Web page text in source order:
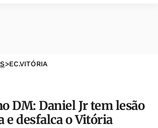
>EC.VITÓRIA
DM: Daniel Jr tem lesão
e desfalca o Vitória